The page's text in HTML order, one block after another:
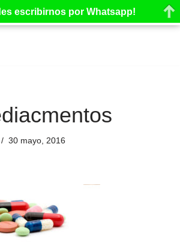
30 mayo, 2016
escribirnos por Whatsapp!